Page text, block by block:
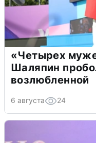
«Четырех
Шаляпин
возлюбленной
6 августа 24